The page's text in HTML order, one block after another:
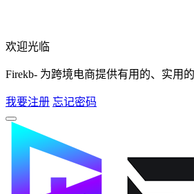
欢迎光临
Firekb- 为跨境电商提供有用的、实用的
我要注册 忘记密码